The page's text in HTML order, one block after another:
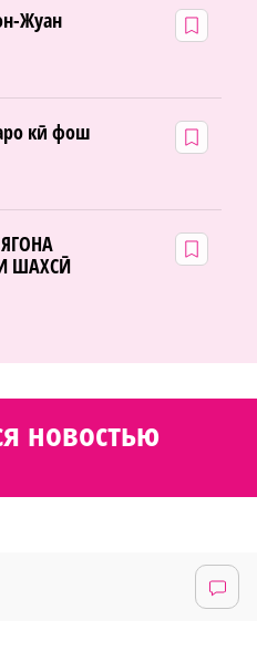
Жуан
кӣ фош
ШАХСӢ
новостью